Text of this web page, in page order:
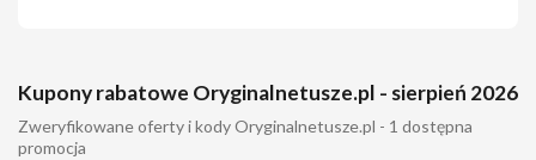
Kupony rabatowe Oryginalnetusze.pl - sierpień 2026
Zweryfikowane oferty i kody Oryginalnetusze.pl - 1 dostępna
promocja